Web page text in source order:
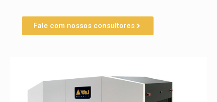
Fale com nossos consultores